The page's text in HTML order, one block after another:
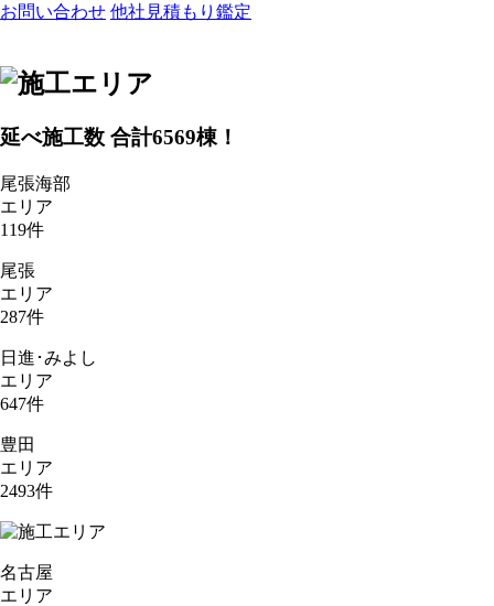
お問い合わせ 他社見積もり鑑定
延べ施工数 合計6569棟！
尾張海部
エリア
119件
尾張
エリア
287件
日進･みよし
エリア
647件
豊田
エリア
2493件
名古屋
エリア